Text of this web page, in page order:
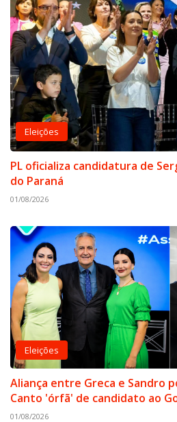
Eleições
PL oficializa candidatura de
do Paraná
01/08/2026
Eleições
Aliança entre Greca e Sandro
Canto 'órfã' de candidato ao
01/08/2026